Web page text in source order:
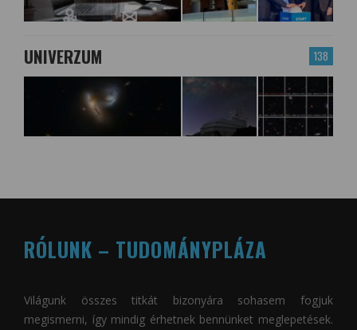
138
UNIVERZUM
RÓLUNK – TUDOMÁNYPLÁZA
Világunk összes titkát bizonyára sohasem fogjuk
megismerni, így mindig érhetnek bennünket meglepetések.